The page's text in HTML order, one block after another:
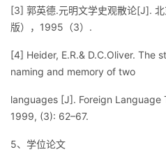
[3] 郭英德.元明文学史观散论[J].
版），1995（3）.
[4] Heider, E.R.& D.C.Oliver. The
naming and memory of two
languages [J]. Foreign Language
1999, (3): 62–67.
5、学位论文